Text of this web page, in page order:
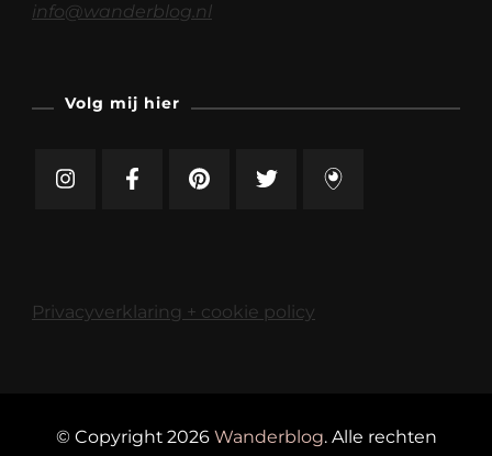
info@wanderblog.nl
Volg mij hier
Privacyverklaring + cookie policy
© Copyright 2026 Wanderblog. Alle rechten